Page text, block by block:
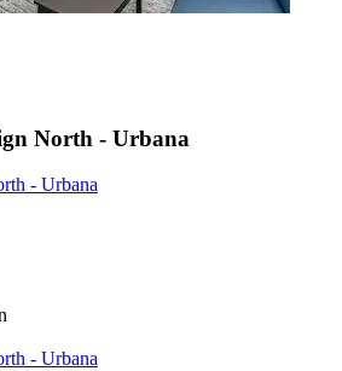
North - Urbana
- Urbana
- Urbana